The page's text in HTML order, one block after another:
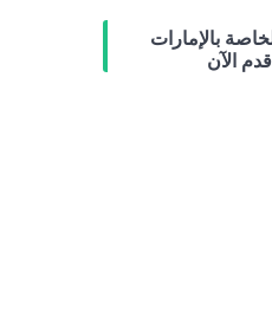
بالإمارات